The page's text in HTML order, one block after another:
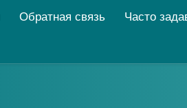
Обратная связь Часто